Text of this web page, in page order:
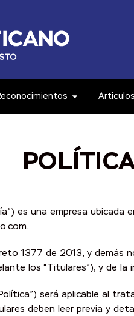
es una empresa
1377 de 2013, y
los “Titulares”), y de la
será aplicable al
deben leer previa y